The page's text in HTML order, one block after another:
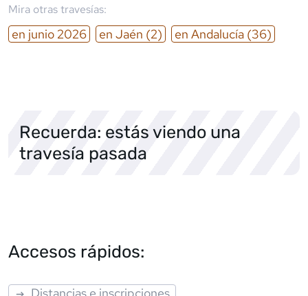
Mira otras travesías:
en junio 2026 en Jaén (2) en Andalucía (36)
Recuerda: estás viendo una
travesía pasada
Accesos rápidos:
Distancias e inscripciones